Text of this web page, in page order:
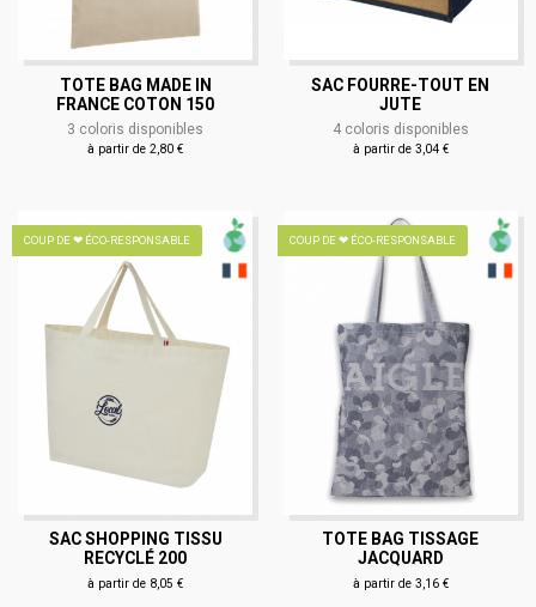
TOTE BAG MADE IN
FRANCE COTON 150
3 coloris disponibles
à partir de 2,80 €
SAC FOURRE-TOUT EN
JUTE
4 coloris disponibles
à partir de 3,04 €
COUP DE ❤ ÉCO-RESPONSABLE
SAC SHOPPING TISSU
RECYCLÉ 200
à partir de 8,05 €
COUP DE ❤ ÉCO-RESPONSABLE
TOTE BAG TISSAGE
JACQUARD
à partir de 3,16 €